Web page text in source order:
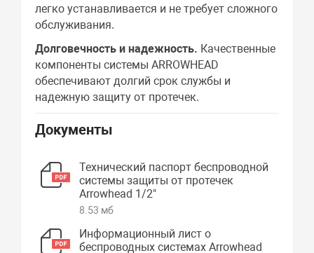
легко устанавливается и не требует сложного
обслуживания.
Долговечность и надежность. Качественные
компоненты системы ARROWHEAD
обеспечивают долгий срок службы и
надежную защиту от протечек.
Документы
Технический паспорт беспроводной
системы защиты от протечек
Arrowhead 1/2"
8.53 мб
Информационный лист о
беспроводных системах Arrowhead